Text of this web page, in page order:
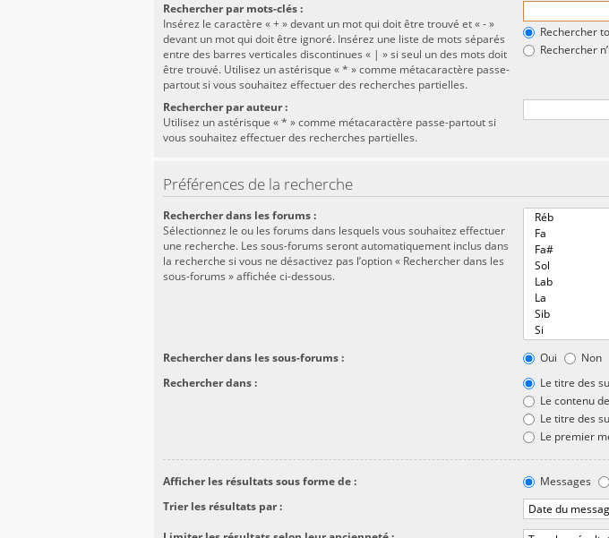
Rechercher par mots-clés :
Insérez le caractère « + » devant un mot qui doit être trouvé et « - »
devant un mot qui doit être ignoré. Insérez une liste de mots séparés
entre des barres verticales discontinues « | » si seul un des mots doit
être trouvé. Utilisez un astérisque « * » comme métacaractère passe-
partout si vous souhaitez effectuer des recherches partielles.
Rechercher
Rechercher
Rechercher par auteur :
Utilisez un astérisque « * » comme métacaractère passe-partout si
vous souhaitez effectuer des recherches partielles.
Préférences de la recherche
Rechercher dans les forums :
Sélectionnez le ou les forums dans lesquels vous souhaitez effectuer
une recherche. Les sous-forums seront automatiquement inclus dans
la recherche si vous ne désactivez pas l’option « Rechercher dans les
sous-forums » affichée ci-dessous.
Rechercher dans les sous-forums : Oui
Non
Rechercher dans :
Le titre des
Le contenu
Le titre des
Le premier
Afficher les résultats sous forme de : Messages
Trier les résultats par :